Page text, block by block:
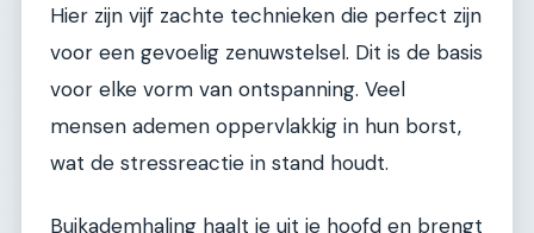
Hier zijn vijf zachte technieken die perfect zijn
voor een gevoelig zenuwstelsel. Dit is de basis
voor elke vorm van ontspanning. Veel
mensen ademen oppervlakkig in hun borst,
wat de stressreactie in stand houdt.
Buikademhaling haalt je uit je hoofd en brengt